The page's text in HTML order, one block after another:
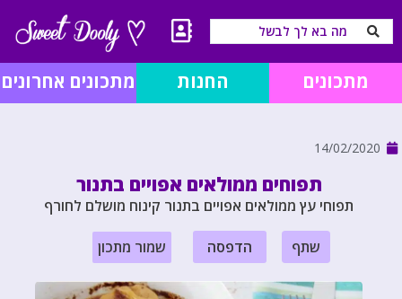
מתכונים החנות מתכונים אחרונים
14/02/2020
תפוחים ממולאים אפויים בתנור
תפוחי עץ ממולאים אפויים בתנור קינוח מושלם לחורף
שתף הדפסה שמור מתכון